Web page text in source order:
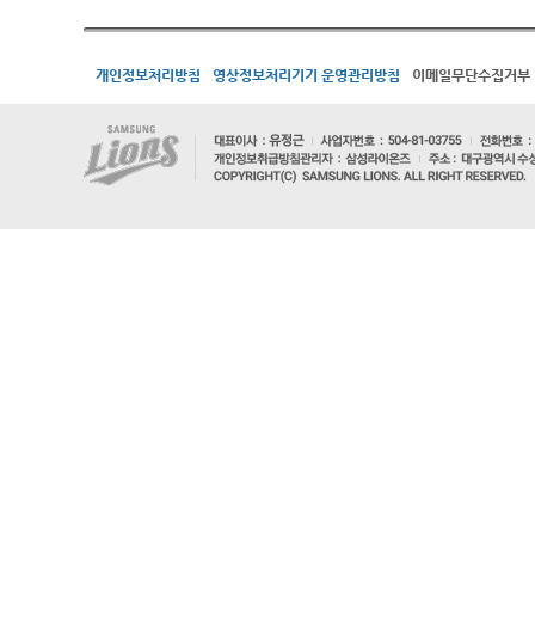
개인정보처리방침 영상정보처리기기 운영관리방침 이메일무단수집거부